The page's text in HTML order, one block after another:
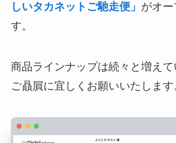
しいタカネットご馳走便」 がオー
す。
商品ラインナップは続々と増え
ご贔屓に宜しくお願いいたします